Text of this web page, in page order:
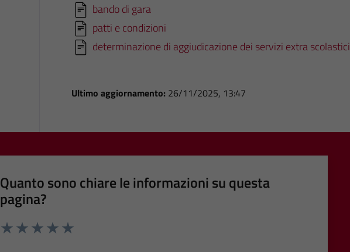
bando di gara
patti e condizioni
determinazione di aggiudicazione dei servizi extra scolastici
Ultimo aggiornamento: 26/11/2025, 13:47
Quanto sono chiare le informazioni su questa
pagina?